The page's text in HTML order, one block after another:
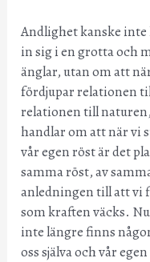
Andlighet kanske
in sig i en grotta och
änglar, utan om att
fördjupar relationen
relationen till
handlar om att när vi
vår egen röst är det
samma röst, av
anledningen till att vi
som kraften väcks.
inte längre finns
oss själva och vår